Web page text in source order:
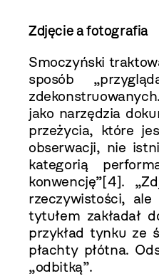
Zdjęcie a fotografia
Smoczyński
sposób
jako narzędzia
przeżycia, które
obserwacji, nie
kategorią
konwencję”[4].
rzeczywistości,
tytułem zakładał
przykład tynku ze
płachty płótna.
„odbitką”.